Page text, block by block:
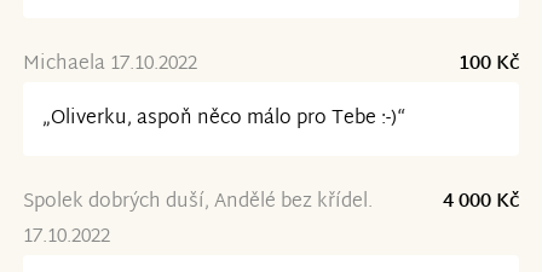
Michaela 17.10.2022
100 Kč
„Oliverku, aspoň něco málo pro Tebe :-)“
Spolek dobrých duší, Andělé bez křídel.
17.10.2022
4 000 Kč